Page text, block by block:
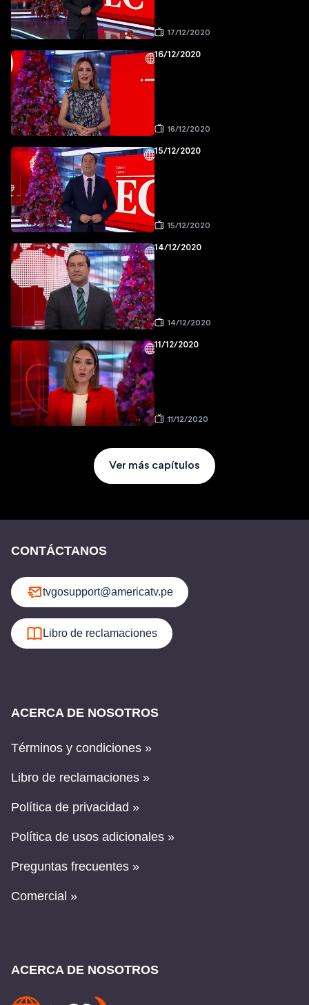
17/12/2020
16/12/2020
16/12/2020
15/12/2020
15/12/2020
14/12/2020
14/12/2020
11/12/2020
11/12/2020
Ver más capítulos
CONTÁCTANOS
tvgosupport@americatv.pe
Libro de reclamaciones
ACERCA DE NOSOTROS
Términos y condiciones »
Libro de reclamaciones »
Política de privacidad »
Política de usos adicionales »
Preguntas frecuentes »
Comercial »
ACERCA DE NOSOTROS